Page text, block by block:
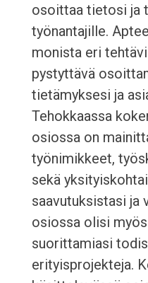
osoittaa tietosi ja
työnantajille.
monista eri
pystyttävä
tietämyksesi ja
Tehokkaassa
osiossa on
työnimikkeet,
sekä
saavutuksistasi ja
osiossa olisi
suorittamiasi
erityisprojekteja.